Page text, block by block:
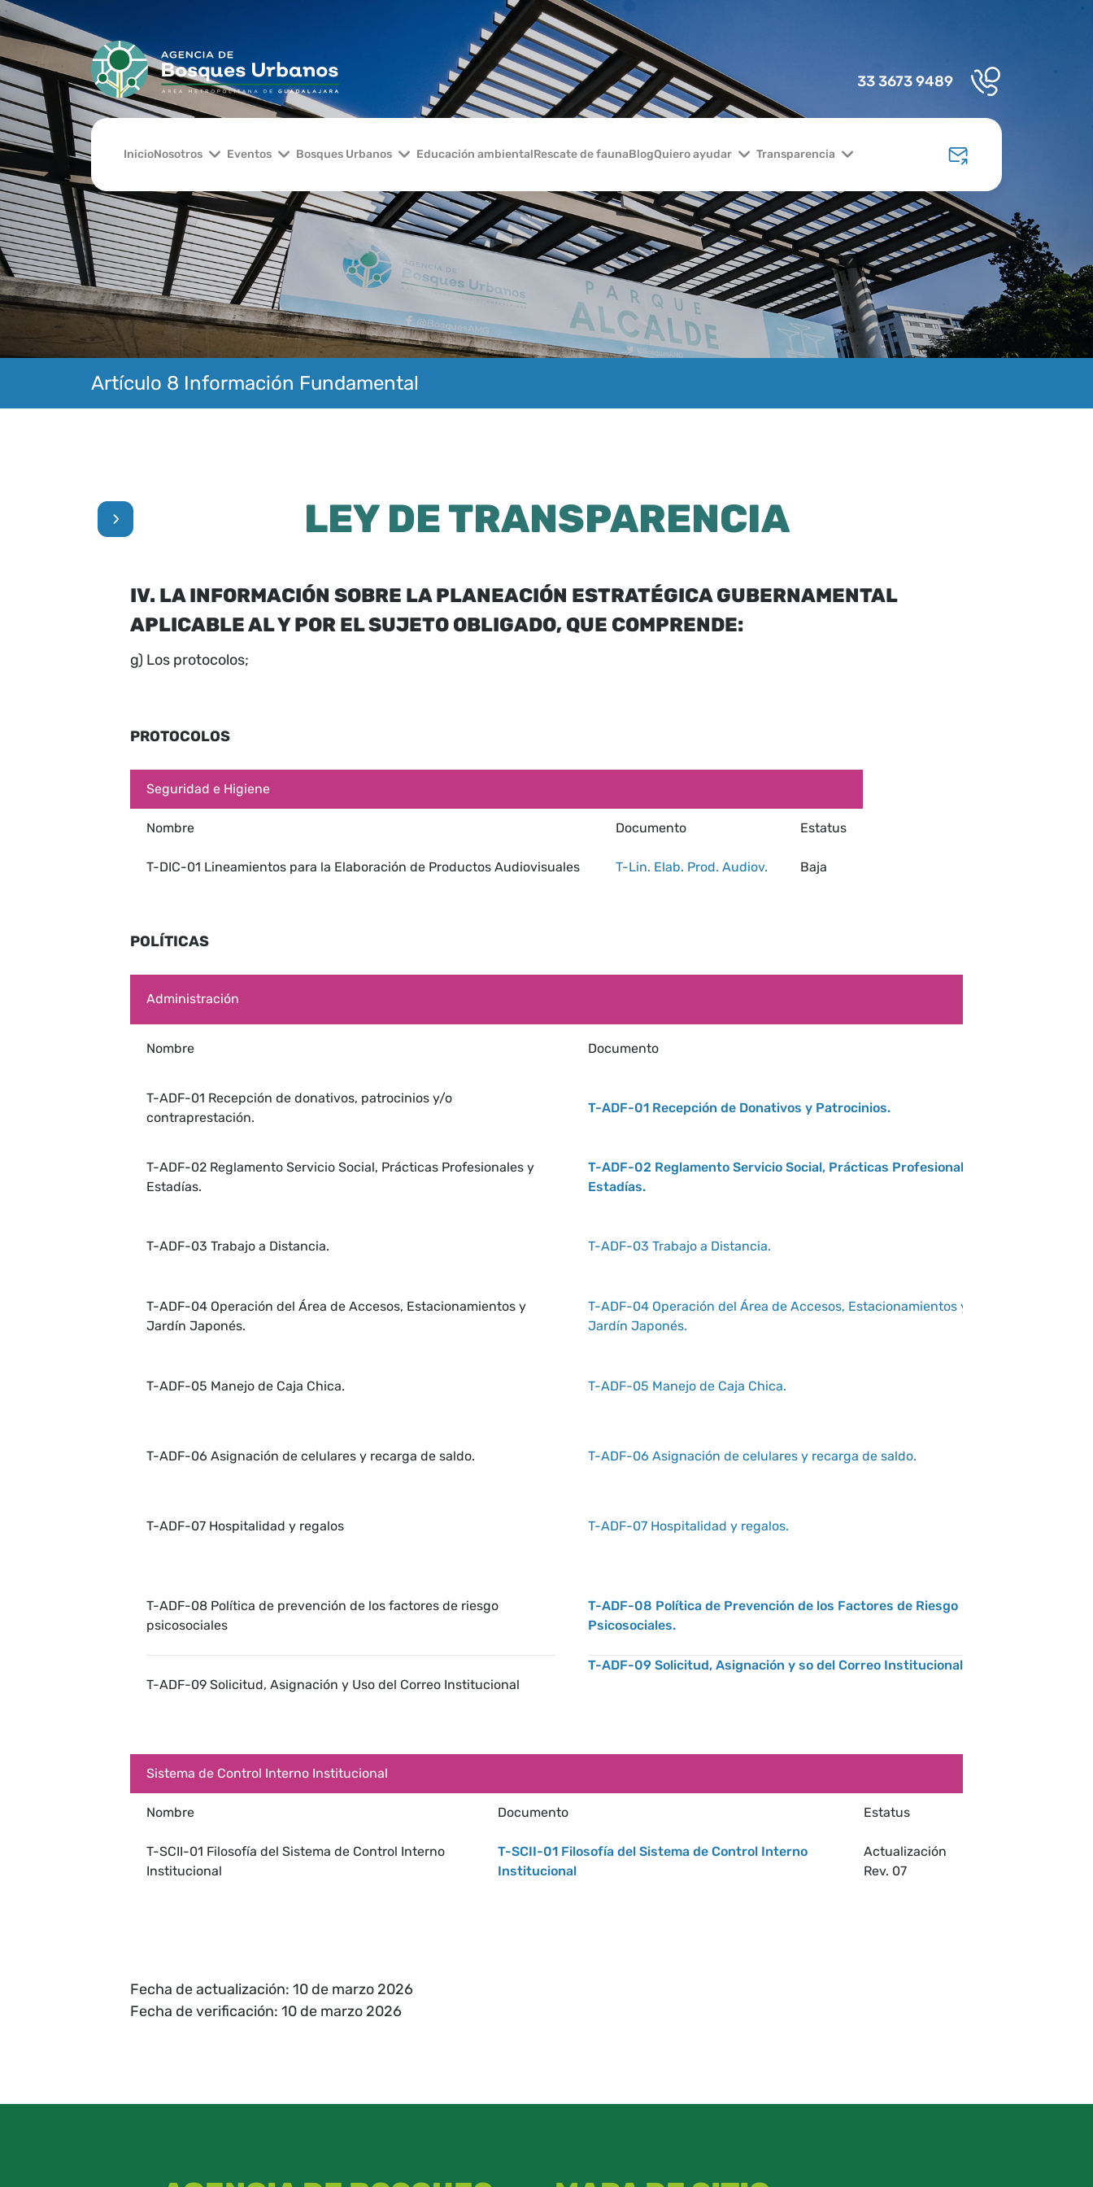
33 3673 9489
InicioNosotros Eventos Bosques Urbanos Educación ambientalRescate de faunaBlogQuiero ayudar Transparencia
Artículo 8 Información Fundamental
LEY DE TRANSPARENCIA
IV. LA INFORMACIÓN SOBRE LA PLANEACIÓN ESTRATÉGICA GUBERNAMENTAL
APLICABLE AL Y POR EL SUJETO OBLIGADO, QUE COMPRENDE:
g) Los protocolos;
PROTOCOLOS
Seguridad e Higiene
Nombre Documento Estatus
T-DIC-01 Lineamientos para la Elaboración de Productos Audiovisuales T-Lin. Elab. Prod. Audiov. Baja
POLÍTICAS
Administración
Nombre Documento
T-ADF-01 Recepción de donativos, patrocinios y/o
contraprestación.
T-ADF-01 Recepción de Donativos y Patrocinios.
T-ADF-02 Reglamento Servicio Social, Prácticas Profesionales y
Estadías.
T-ADF-02 Reglamento Servicio Social, Prácticas Profesionales y
Estadías.
T-ADF-03 Trabajo a Distancia. T-ADF-03 Trabajo a Distancia.
T-ADF-04 Operación del Área de Accesos, Estacionamientos y
Jardín Japonés.
T-ADF-04 Operación del Área de Accesos, Estacionamientos y
Jardín Japonés.
T-ADF-05 Manejo de Caja Chica. T-ADF-05 Manejo de Caja Chica.
T-ADF-06 Asignación de celulares y recarga de saldo. T-ADF-06 Asignación de celulares y recarga de saldo.
T-ADF-07 Hospitalidad y regalos T-ADF-07 Hospitalidad y regalos.
T-ADF-08 Política de prevención de los factores de riesgo
psicosociales
T-ADF-09 Solicitud, Asignación y Uso del Correo Institucional
T-ADF-08 Política de Prevención de los Factores de Riesgo
Psicosociales.
T-ADF-09 Solicitud, Asignación y so del Correo Institucional
Sistema de Control Interno Institucional
Nombre Documento Estatus
T-SCII-01 Filosofía del Sistema de Control Interno
Institucional
T-SCII-01 Filosofía del Sistema de Control Interno
Institucional
Actualización
Rev. 07
Fecha de actualización: 10 de marzo 2026
Fecha de verificación: 10 de marzo 2026